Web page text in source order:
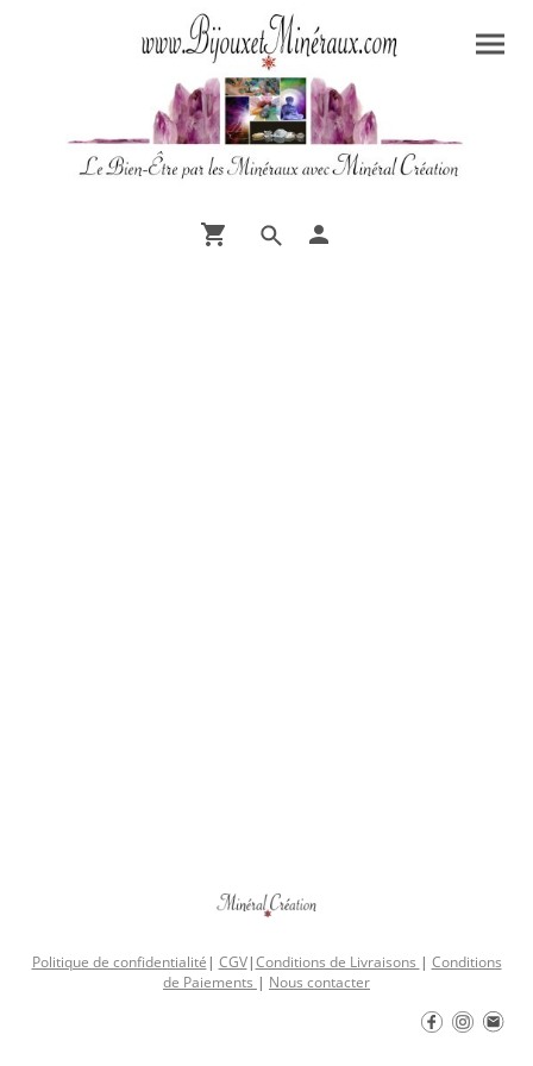
Politique de confidentialité | CGV|Conditions de Livraisons | Conditions
de Paiements | Nous contacter